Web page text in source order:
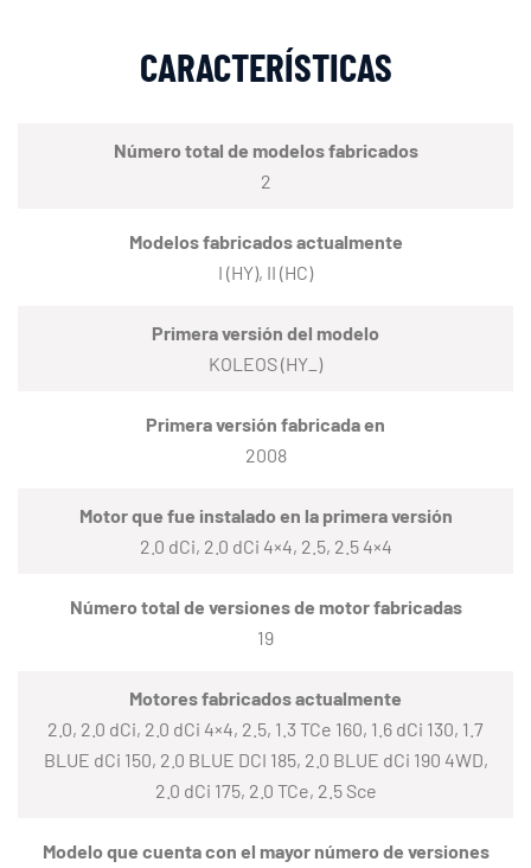
CARACTERÍSTICAS
Número total de modelos fabricados
2
Modelos fabricados actualmente
I (HY), II (HC)
Primera versión del modelo
KOLEOS (HY_)
Primera versión fabricada en
2008
Motor que fue instalado en la primera versión
2.0 dCi, 2.0 dCi 4×4, 2.5, 2.5 4×4
Número total de versiones de motor fabricadas
19
Motores fabricados actualmente
2.0, 2.0 dCi, 2.0 dCi 4×4, 2.5, 1.3 TCe 160, 1.6 dCi 130, 1.7
BLUE dCi 150, 2.0 BLUE DCI 185, 2.0 BLUE dCi 190 4WD,
2.0 dCi 175, 2.0 TCe, 2.5 Sce
Modelo que cuenta con el mayor número de versiones